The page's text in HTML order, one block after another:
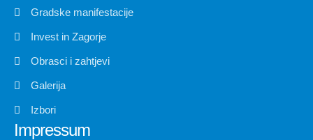
Gradske manifestacije
Invest in Zagorje
Obrasci i zahtjevi
Galerija
Izbori
Impressum